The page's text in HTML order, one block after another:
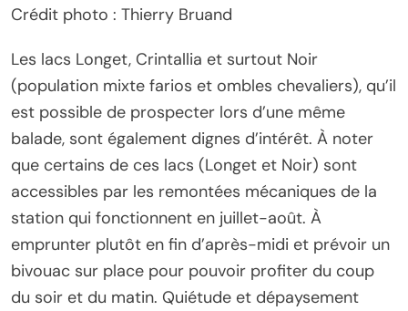
Crédit photo : Thierry Bruand
Les lacs Longet, Crintallia et surtout Noir
(population mixte farios et ombles chevaliers), qu’il
est possible de prospecter lors d’une même
balade, sont également dignes d’intérêt. À noter
que certains de ces lacs (Longet et Noir) sont
accessibles par les remontées mécaniques de la
station qui fonctionnent en juillet-août. À
emprunter plutôt en fin d’après-midi et prévoir un
bivouac sur place pour pouvoir profiter du coup
du soir et du matin. Quiétude et dépaysement